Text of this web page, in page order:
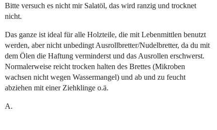
Bitte versuch es nicht mir Salatöl, das wird ranzig und trocknet
nicht.
Das ganze ist ideal für alle Holzteile, die mit Lebenmittlen benutzt
werden, aber nicht unbedingt Ausrollbretter/Nudelbretter, da du mit
dem Ölen die Haftung verminderst und das Ausrollen erschwerst.
Normalerweise reicht trocken halten des Brettes (Mikroben
wachsen nicht wegen Wassermangel) und ab und zu feucht
abziehen mit einer Ziehklinge o.ä.
A.